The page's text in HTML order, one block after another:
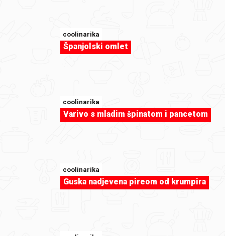
coolinarika
Španjolski omlet
coolinarika
Varivo s mladim špinatom i pancetom
coolinarika
Guska nadjevena pireom od krumpira